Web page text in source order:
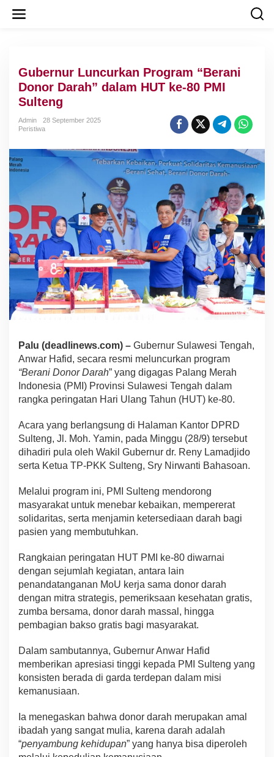
Gubernur Luncurkan Program “Berani
Donor Darah” dalam HUT ke-80 PMI
Sulteng
Admin
28 September 2025
Peristiwa
Palu (deadlinews.com) – Gubernur Sulawesi Tengah,
Anwar Hafid, secara resmi meluncurkan program
“Berani Donor Darah” yang digagas Palang Merah
Indonesia (PMI) Provinsi Sulawesi Tengah dalam
rangka peringatan Hari Ulang Tahun (HUT) ke-80.
Acara yang berlangsung di Halaman Kantor DPRD
Sulteng, Jl. Moh. Yamin, pada Minggu (28/9) tersebut
dihadiri pula oleh Wakil Gubernur dr. Reny Lamadjido
serta Ketua TP-PKK Sulteng, Sry Nirwanti Bahasoan.
Melalui program ini, PMI Sulteng mendorong
masyarakat untuk menebar kebaikan, mempererat
solidaritas, serta menjamin ketersediaan darah bagi
pasien yang membutuhkan.
Rangkaian peringatan HUT PMI ke-80 diwarnai
dengan sejumlah kegiatan, antara lain
penandatanganan MoU kerja sama donor darah
dengan mitra strategis, pemeriksaan kesehatan gratis,
zumba bersama, donor darah massal, hingga
pembagian bakso gratis bagi masyarakat.
Dalam sambutannya, Gubernur Anwar Hafid
memberikan apresiasi tinggi kepada PMI Sulteng yang
konsisten berada di garda terdepan dalam misi
kemanusiaan.
Ia menegaskan bahwa donor darah merupakan amal
ibadah yang sangat mulia, karena darah adalah
“penyambung kehidupan” yang hanya bisa diperoleh